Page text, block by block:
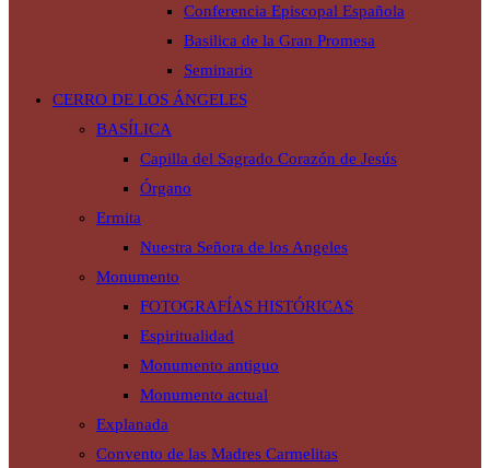
Conferencia Episcopal Española
Basilica de la Gran Promesa
Seminario
CERRO DE LOS ÁNGELES
BASÍLICA
Capilla del Sagrado Corazón de Jesús
Órgano
Ermita
Nuestra Señora de los Angeles
Monumento
FOTOGRAFÍAS HISTÓRICAS
Espiritualidad
Monumento antiguo
Monumento actual
Explanada
Convento de las Madres Carmelitas